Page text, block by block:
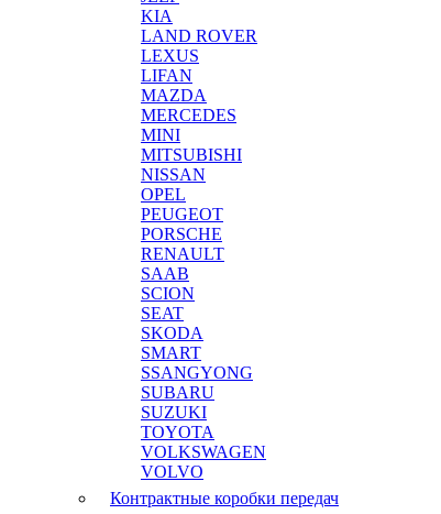
KIA
LAND ROVER
LEXUS
LIFAN
MAZDA
MERCEDES
MINI
MITSUBISHI
NISSAN
OPEL
PEUGEOT
PORSCHE
RENAULT
SAAB
SCION
SEAT
SKODA
SMART
SSANGYONG
SUBARU
SUZUKI
TOYOTA
VOLKSWAGEN
VOLVO
Контрактные коробки передач